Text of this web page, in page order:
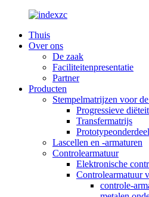
Thuis
Over ons
De zaak
Faciliteitenpresentatie
Partner
Producten
Stempelmatrijzen voor
Progressieve diëteit
Transfermatrijs
Prototypeonderdeel
Lascellen en -armaturen
Controlearmatuur
Elektronische
Controlearmatuur
controle-